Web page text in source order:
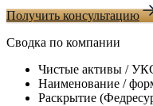
Получить консультацию
Сводка по компании
Чистые активы / УК
Наименование /
Раскрытие